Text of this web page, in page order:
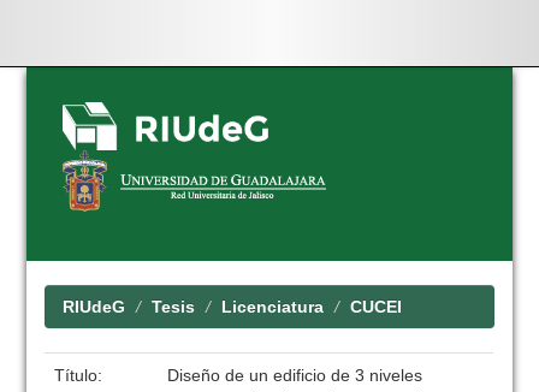
Skip
navigation
RIUdeG Tesis Licenciatura CUCEI
Título:
Diseño de un edificio de 3 niveles